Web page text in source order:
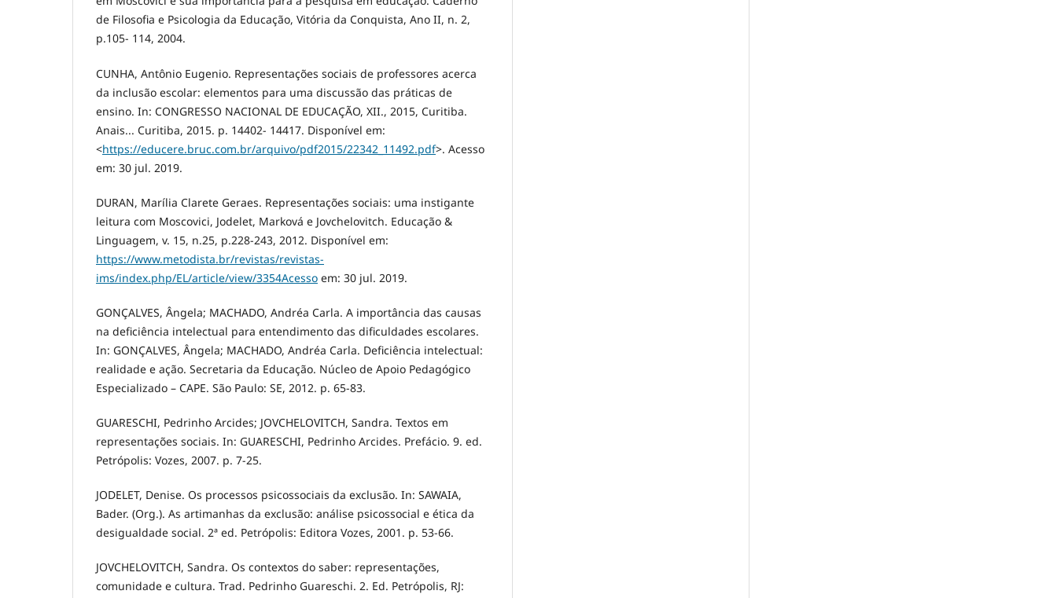
de Filosofia e Psicologia da Educação, Vitória da Conquista, Ano II, n. 2,
p.105- 114, 2004.
CUNHA, Antônio Eugenio. Representações sociais de professores acerca
da inclusão escolar: elementos para uma discussão das práticas de
ensino. In: CONGRESSO NACIONAL DE EDUCAÇÃO, XII., 2015, Curitiba.
Anais... Curitiba, 2015. p. 14402- 14417. Disponível em:
<https://educere.bruc.com.br/arquivo/pdf2015/22342_11492.pdf>. Acesso
em: 30 jul. 2019.
DURAN, Marília Clarete Geraes. Representações sociais: uma instigante
leitura com Moscovici, Jodelet, Marková e Jovchelovitch. Educação &
Linguagem, v. 15, n.25, p.228-243, 2012. Disponível em:
https://www.metodista.br/revistas/revistas-
ims/index.php/EL/article/view/3354Acesso em: 30 jul. 2019.
GONÇALVES, Ângela; MACHADO, Andréa Carla. A importância das causas
na deficiência intelectual para entendimento das dificuldades escolares.
In: GONÇALVES, Ângela; MACHADO, Andréa Carla. Deficiência intelectual:
realidade e ação. Secretaria da Educação. Núcleo de Apoio Pedagógico
Especializado – CAPE. São Paulo: SE, 2012. p. 65-83.
GUARESCHI, Pedrinho Arcides; JOVCHELOVITCH, Sandra. Textos em
representações sociais. In: GUARESCHI, Pedrinho Arcides. Prefácio. 9. ed.
Petrópolis: Vozes, 2007. p. 7-25.
JODELET, Denise. Os processos psicossociais da exclusão. In: SAWAIA,
Bader. (Org.). As artimanhas da exclusão: análise psicossocial e ética da
desigualdade social. 2ª ed. Petrópolis: Editora Vozes, 2001. p. 53-66.
JOVCHELOVITCH, Sandra. Os contextos do saber: representações,
comunidade e cultura. Trad. Pedrinho Guareschi. 2. Ed. Petrópolis, RJ: